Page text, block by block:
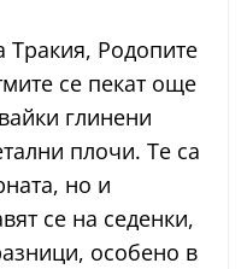
Тракия, Родопите
се пекат още
глинени
плочи. Те са
но и
се на седенки,
особено в